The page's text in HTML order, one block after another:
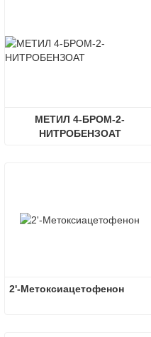
МЕТИЛ 4-БРОМ-2-
НИТРОБЕНЗОАТ
2'-Метоксиацетофенон